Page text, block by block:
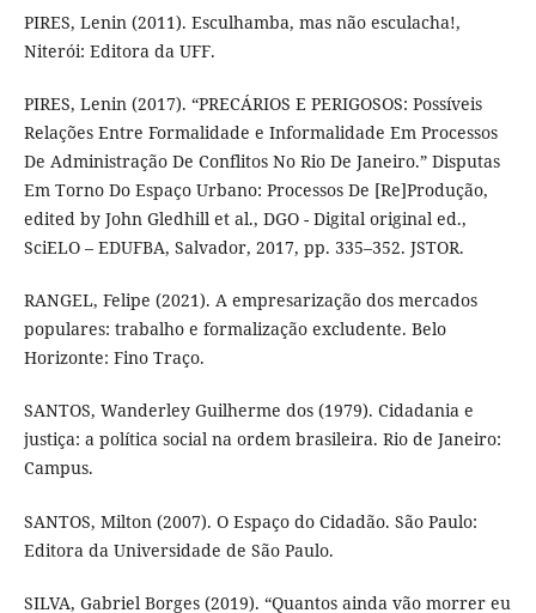
PIRES, Lenin (2011). Esculhamba, mas não esculacha!,
Niterói: Editora da UFF.
PIRES, Lenin (2017). “PRECÁRIOS E PERIGOSOS: Possíveis
Relações Entre Formalidade e Informalidade Em Processos
De Administração De Conflitos No Rio De Janeiro.” Disputas
Em Torno Do Espaço Urbano: Processos De [Re]Produção,
edited by John Gledhill et al., DGO - Digital original ed.,
SciELO – EDUFBA, Salvador, 2017, pp. 335–352. JSTOR.
RANGEL, Felipe (2021). A empresarização dos mercados
populares: trabalho e formalização excludente. Belo
Horizonte: Fino Traço.
SANTOS, Wanderley Guilherme dos (1979). Cidadania e
justiça: a política social na ordem brasileira. Rio de Janeiro:
Campus.
SANTOS, Milton (2007). O Espaço do Cidadão. São Paulo:
Editora da Universidade de São Paulo.
SILVA, Gabriel Borges (2019). “Quantos ainda vão morrer eu